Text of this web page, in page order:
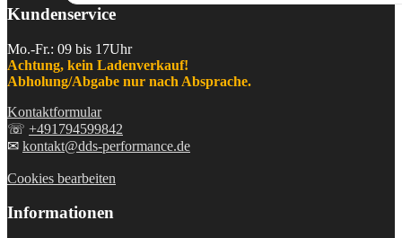
Kundenservice
Mo.-Fr.: 09 bis 17Uhr
Achtung, kein Ladenverkauf!
Abholung/Abgabe nur nach Absprache.
Kontaktformular
☏ +491794599842
✉ kontakt@dds-performance.de
Cookies bearbeiten
Informationen